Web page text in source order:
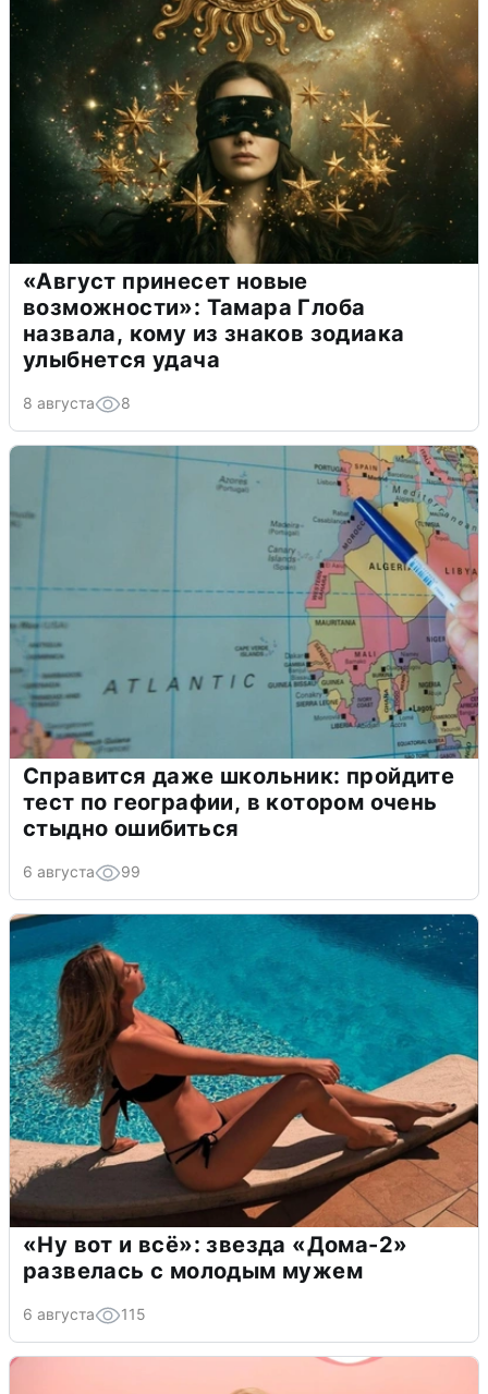
«Август принесет новые
возможности»: Тамара Глоба
назвала, кому из знаков зодиака
улыбнется удача
8 августа 8
Справится даже школьник: пройдите
тест по географии, в котором очень
стыдно ошибиться
6 августа 99
«Ну вот и всё»: звезда «Дома-2»
развелась с молодым мужем
6 августа 115